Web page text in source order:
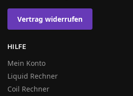
Vertrag widerrufen
HILFE
Mein Konto
Liquid Rechner
Coil Rechner